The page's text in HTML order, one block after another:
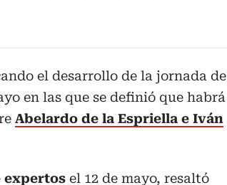
el desarrollo de la jornada de
en las que se definió que habrá
Abelardo de la Espriella e Iván
expertos el 12 de mayo, resaltó